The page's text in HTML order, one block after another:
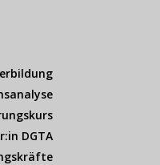
DGTA